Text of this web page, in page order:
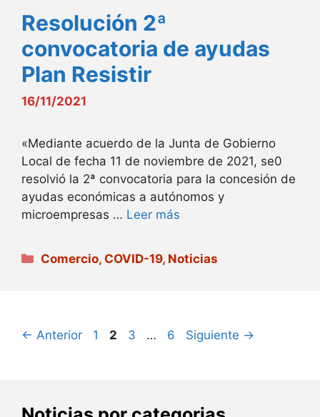
Resolución 2ª
convocatoria de ayudas
Plan Resistir
16/11/2021
«Mediante acuerdo de la Junta de Gobierno
Local de fecha 11 de noviembre de 2021, se0
resolvió la 2ª convocatoria para la concesión de
ayudas económicas a autónomos y
microempresas … Leer más
Categorías
Comercio,COVID-19, Noticias
← Anterior Página
1 Página
2 Página
3 … Página
6 Siguiente →